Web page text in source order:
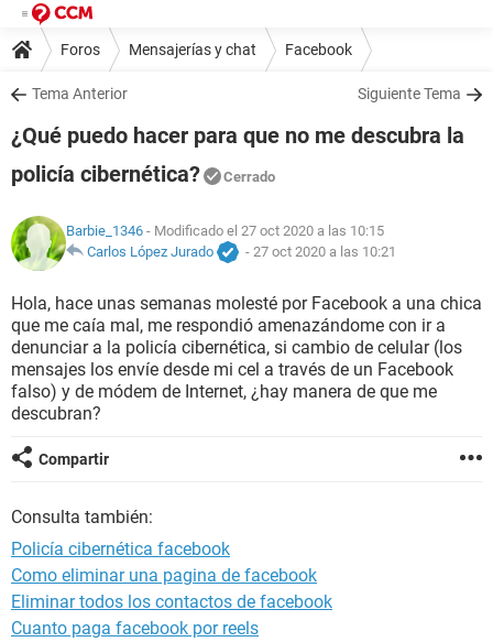
Foros Mensajerías y chat Facebook
Tema Anterior Siguiente Tema
¿Qué puedo hacer para que no me descubra la
policía cibernética?
Cerrado
Barbie_1346 - Modificado el 27 oct 2020 a las 10:15
Carlos López Jurado
- 27 oct 2020 a las 10:21
Hola, hace unas semanas molesté por Facebook a una chica
que me caía mal, me respondió amenazándome con ir a
denunciar a la policía cibernética, si cambio de celular (los
mensajes los envíe desde mi cel a través de un Facebook
falso) y de módem de Internet, ¿hay manera de que me
descubran?
Compartir
Consulta también:
Policía cibernética facebook
Como eliminar una pagina de facebook
Eliminar todos los contactos de facebook
Cuanto paga facebook por reels